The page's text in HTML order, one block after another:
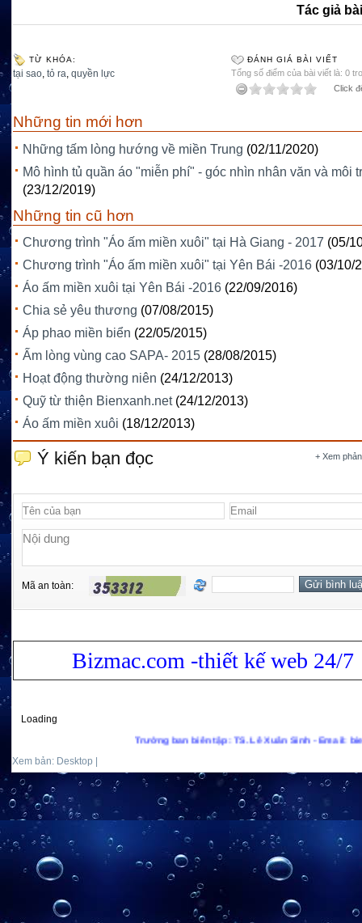
Tác giả
TỪ KHÓA:
tại sao, tỏ ra, quyền lực
ĐÁNH GIÁ BÀI VIẾT
Tổng số điểm của bài viết là: 0
Click
Những tin mới hơn
Những tấm lòng hướng về miền Trung (02/11/2020)
Mô hình tủ quần áo "miễn phí" - góc nhìn nhân văn và môi
(23/12/2019)
Những tin cũ hơn
Chương trình "Áo ấm miền xuôi" tại Hà Giang - 2017 (05/
Chương trình "Áo ấm miền xuôi" tại Yên Bái -2016 (03/10/
Áo ấm miền xuôi tại Yên Bái -2016 (22/09/2016)
Chia sẻ yêu thương (07/08/2015)
Áp phao miền biển (22/05/2015)
Ấm lòng vùng cao SAPA- 2015 (28/08/2015)
Hoạt động thường niên (24/12/2013)
Quỹ từ thiện Bienxanh.net (24/12/2013)
Áo ấm miền xuôi (18/12/2013)
+ Xem
Ý kiến bạn đọc
Mã an toàn:
Bizmac.com -thiết kế web 24/7
Loading
Trưởng ban biên tập: TS. Lê Xuân Sinh - Email:
Xem bản: Desktop |